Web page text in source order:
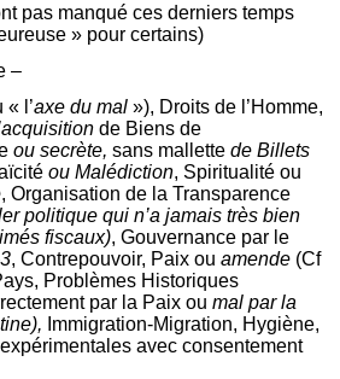
pas manqué ces derniers temps
» pour certains)
–
« l’axe du mal »), Droits de l’Homme,
de Biens de
ou secrète,sans mallette de Billets
ou Malédiction, Spiritualité ou
, Organisation de la Transparence
politique qui n’a jamais très bien
fiscaux), Gouvernance par le
, Contrepouvoir, Paix ouamende (Cf
Problèmes Historiques
par la Paix ou mal par la
Immigration-Migration, Hygiène,
avec consentement